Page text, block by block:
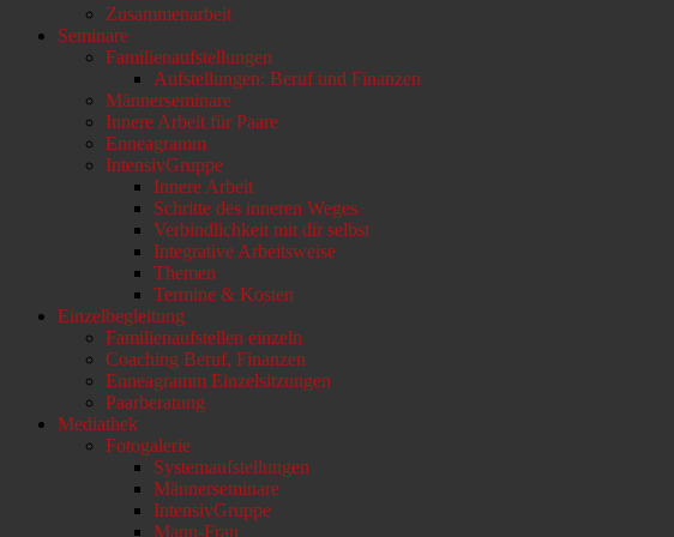
Zusammenarbeit
Seminare
Familienaufstellungen
Aufstellungen: Beruf und Finanzen
Männerseminare
Innere Arbeit für Paare
Enneagramm
IntensivGruppe
Innere Arbeit
Schritte des inneren Weges
Verbindlichkeit mit dir selbst
Integrative Arbeitsweise
Themen
Termine & Kosten
Einzelbegleitung
Familienaufstellen einzeln
Coaching Beruf, Finanzen
Enneagramm Einzelsitzungen
Paarberatung
Mediathek
Fotogalerie
Systemaufstellungen
Männerseminare
IntensivGruppe
Mann-Frau